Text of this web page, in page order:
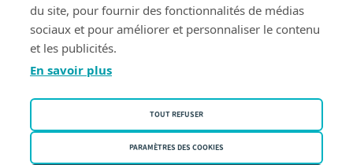
Conditions d'utilisation
Politique des cookies
du site, pour fournir des fonctionnalités de médias
sociaux et pour améliorer et personnaliser le contenu
et les publicités.
En savoir plus
TOUT REFUSER
PARAMÈTRES DES COOKIES